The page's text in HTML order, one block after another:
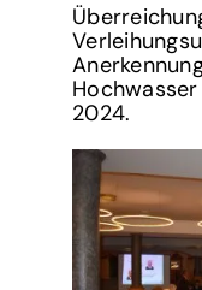
2024.